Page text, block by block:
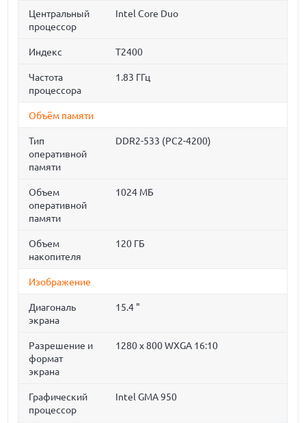
Центральный
процессор
Intel Core Duo
Индекс T2400
Частота
процессора
1.83 ГГц
Объём памяти
Тип
оперативной
памяти
DDR2-533 (PC2-4200)
Объем
оперативной
памяти
1024 МБ
Объем
накопителя
120 ГБ
Изображение
Диагональ
экрана
15.4 "
Разрешение и
формат
экрана
1280 x 800 WXGA 16:10
Графический
процессор
Intel GMA 950